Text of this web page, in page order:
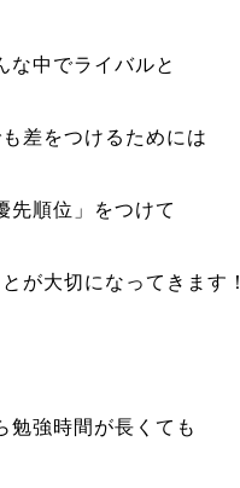
な中でライバルと
差をつけるためには
先順位」をつけて
が大切になってきます！
勉強時間が長くても